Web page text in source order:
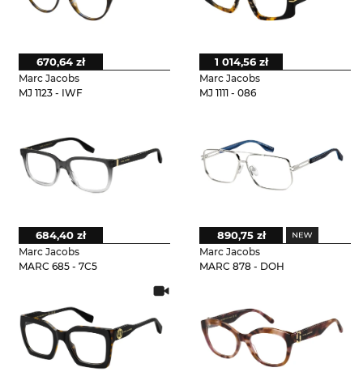
Marc Jacobs
MJ 1123 - IWF
670,64 zł
Marc Jacobs
MJ 1111 - 086
1 014,56 zł
Marc Jacobs
MARC 685 - 7C5
684,40 zł
Marc Jacobs
MARC 878 - DOH
890,75 zł